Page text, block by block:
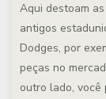
Aqui destoam
antigos
Dodges, por
peças no
outro lado, você